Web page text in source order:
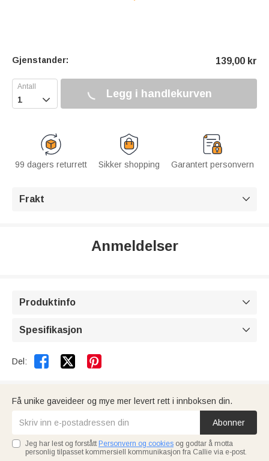
Gjenstander: 139,00 kr
 Legg i handlekurven
99 dagers returrett Sikker shopping Garantert personvern
Frakt 
Anmeldelser
Produktinfo 
Spesifikasjon 
Del:  
Få unike gaveideer og mye mer levert rett i innboksen din.
Abonner
Jeg har lest og forstått Personvern og cookies og godtar å motta
personlig tilpasset kommersiell kommunikasjon fra Callie via e-post.